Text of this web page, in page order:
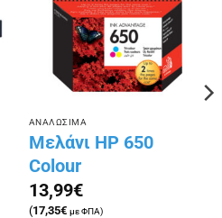
επιθυμιών
ΑΝΑΛΩΣΙΜΑ
Μελάνι HP 650
Colour
13,99€
(17,35€ με ΦΠΑ)